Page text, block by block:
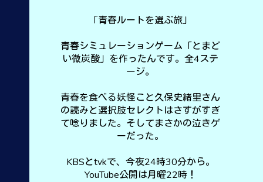
「青春ルートを選ぶ旅」
青春シミュレーションゲーム「とまど
い微炭酸」を作ったんです。全4ステ
ージ。
青春を食べる妖怪こと久保史緒里さん
の読みと選択肢セレクトはさすがすぎ
て唸りました。そしてまさかの泣きゲ
ーだった。
KBSとtvkで、今夜24時30分から。
YouTube公開は月曜22時！